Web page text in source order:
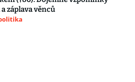
záplava věnců